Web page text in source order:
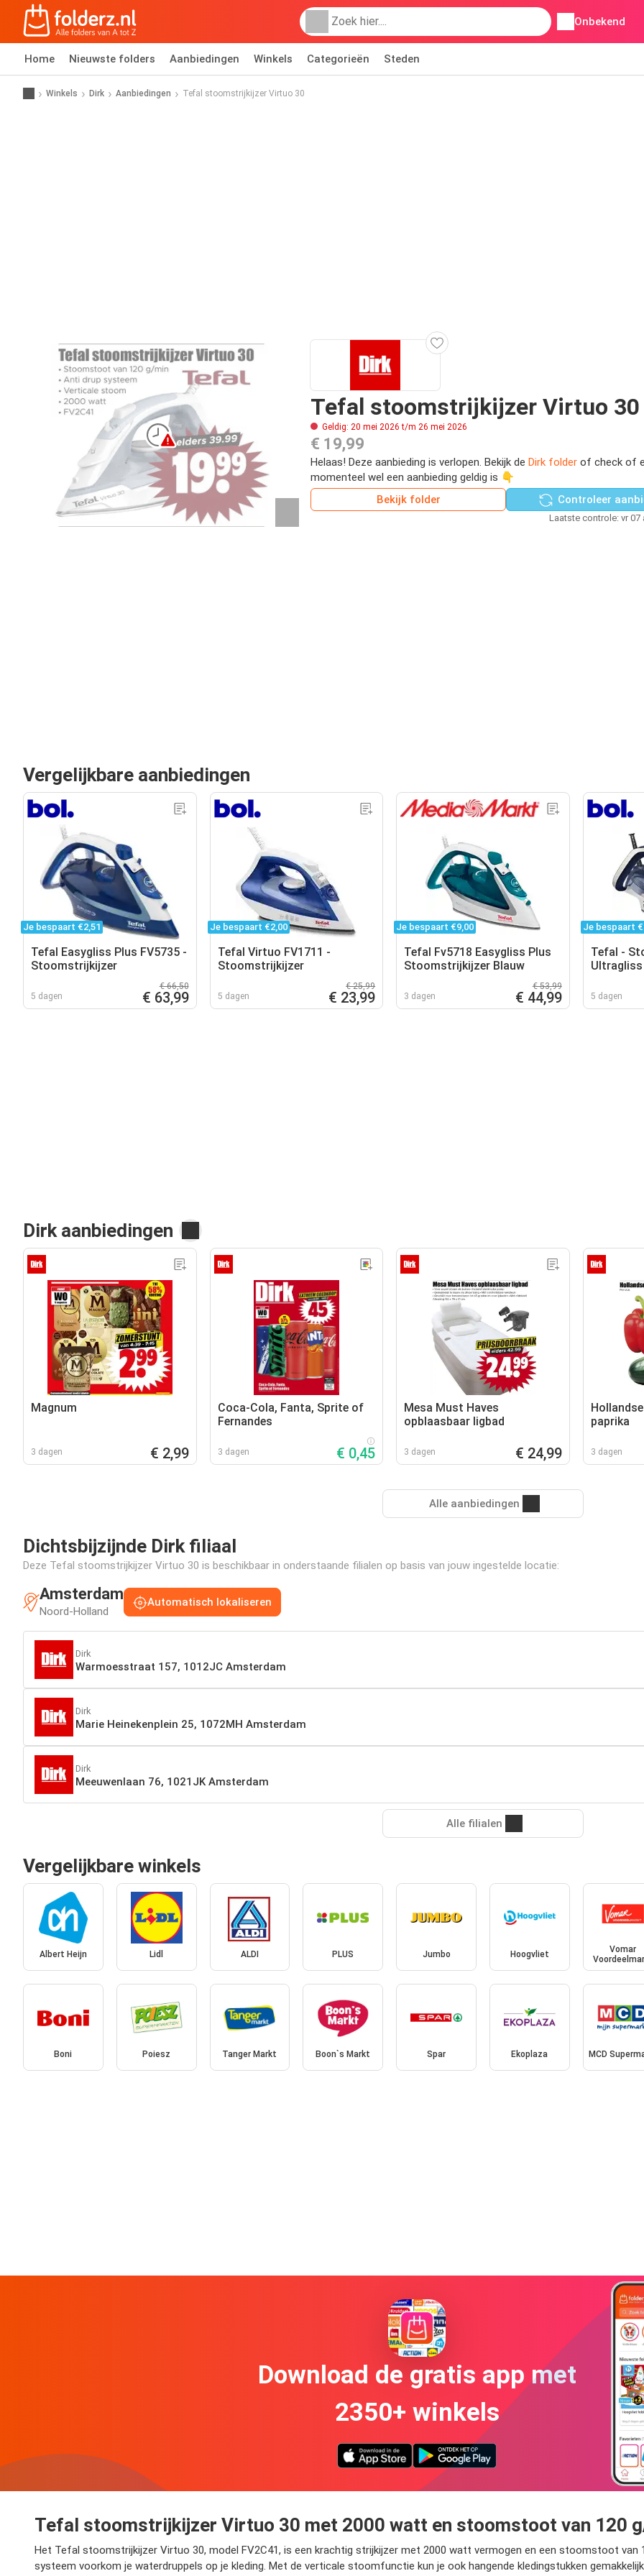
Onbekend
Home Nieuwste folders Aanbiedingen Winkels Categorieën Steden
Winkels Dirk Aanbiedingen Tefal stoomstrijkijzer Virtuo 30
Tefal stoomstrijkijzer Virtuo 30
Geldig: 20 mei 2026 t/m 26 mei 2026
€ 19,99
Helaas! Deze aanbieding is verlopen. Bekijk de Dirk folder of check of
momenteel wel een aanbieding geldig is 👇
Bekijk folder
Controleer
Laatste controle: vr 07
Vergelijkbare aanbiedingen
Je bespaart €2,51
Tefal Easygliss Plus FV5735 -
Stoomstrijkijzer
5 dagen
€ 66,50
€ 63,99
Je bespaart €2,00
Tefal Virtuo FV1711 -
Stoomstrijkijzer
5 dagen
€ 25,99
€ 23,99
Je bespaart €9,00
Tefal Fv5718 Easygliss Plus
Stoomstrijkijzer Blauw
3 dagen
€ 53,99
€ 44,99
Je bespaart
Tefal -
Ultragliss
5 dagen
Dirk aanbiedingen
Magnum
3 dagen € 2,99
Coca-Cola, Fanta, Sprite of
Fernandes
3 dagen € 0,45
Mesa Must Haves
opblaasbaar ligbad
3 dagen € 24,99
paprika
3 dagen
Alle aanbiedingen
Dichtsbijzijnde Dirk filiaal
Deze Tefal stoomstrijkijzer Virtuo 30 is beschikbaar in onderstaande filialen op basis van jouw ingestelde locatie:
Amsterdam
Noord-Holland
Automatisch lokaliseren
Dirk
Warmoesstraat 157, 1012JC Amsterdam
Dirk
Marie Heinekenplein 25, 1072MH Amsterdam
Dirk
Meeuwenlaan 76, 1021JK Amsterdam
Alle filialen
Vergelijkbare winkels
Albert Heijn Lidl ALDI PLUS Jumbo Hoogvliet
Vomar
Boni Poiesz Tanger Markt Boon`s Markt Spar Ekoplaza MCD
Download de gratis app met
2350+ winkels
Tefal stoomstrijkijzer Virtuo 30 met 2000 watt en stoomstoot van 120
Het Tefal stoomstrijkijzer Virtuo 30, model FV2C41, is een krachtig strijkijzer met 2000 watt vermogen en een stoomstoot van
systeem voorkom je waterdruppels op je kleding. Met de verticale stoomfunctie kun je ook hangende kledingstukken